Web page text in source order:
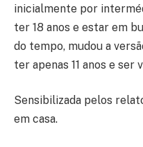
inicialmente por
ter 18 anos e estar em
do tempo, mudou a
ter apenas 11 anos e ser
Sensibilizada pelos
em casa.